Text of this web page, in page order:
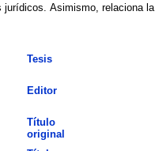
jurídicos. Asimismo, relaciona la
Tesis
Editor
Título
original